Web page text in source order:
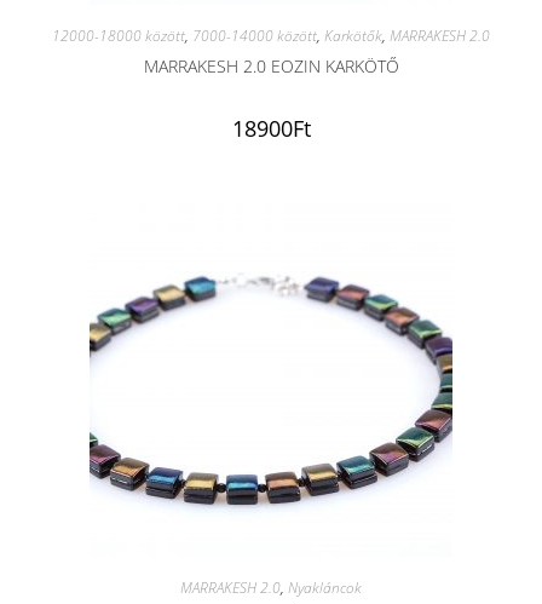
12000-18000 között, 7000-14000 között, Karkötők, MARRAKESH 2.0
MARRAKESH 2.0 EOZIN KARKÖTŐ
18900Ft
MARRAKESH 2.0, Nyakláncok